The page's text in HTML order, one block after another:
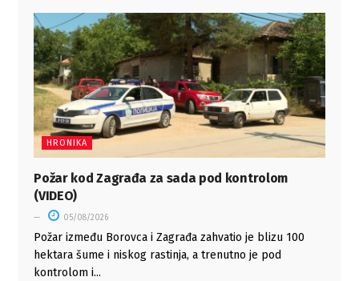
HRONIKA
Požar kod Zagrađa za sada pod kontrolom
(VIDEO)
05/08/2026
Požar između Borovca i Zagrađa zahvatio je blizu 100
hektara šume i niskog rastinja, a trenutno je pod
kontrolom i...